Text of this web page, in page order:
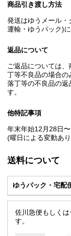
商品引き渡し方法
発送はゆうメール・
運輸・ゆうパック)
返品について
ご返品については
丁等不良品の場合の
落丁等の不良品の返
す。
他特記事項
年末年始12月28日
(曜日による変動あ
送料について
ゆうパック・宅配
佐川急便もしく
す。